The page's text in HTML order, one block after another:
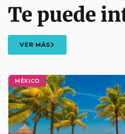
MÉXICO
Te puede
VER MÁS